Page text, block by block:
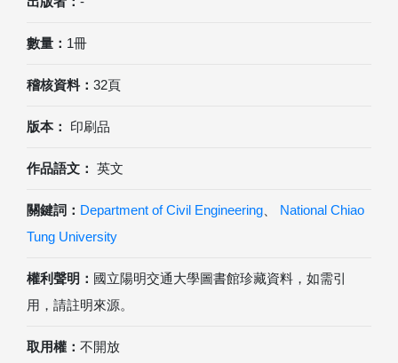
數量： 1冊
稽核資料： 32頁
版本： 印刷品
作品語文： 英文
關鍵詞： Department of Civil Engineering
National Chiao
Tung University
權利聲明： 國立陽明交通大學圖書館珍藏資料，如需引
用，請註明來源。
取用權： 不開放